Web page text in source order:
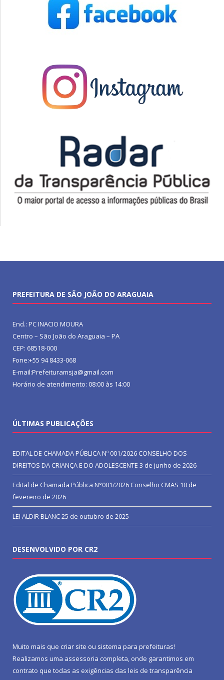
PREFEITURA DE SÃO JOÃO DO ARAGUAIA
End.: PC INACIO MOURA
Centro – São João do Araguaia – PA
CEP: 68518-000
Fone:+55 94 8433-068
E-mail:Prefeituramsja@gmail.com
Horário de atendimento: 08:00 às 14:00
ÚLTIMAS PUBLICAÇÕES
EDITAL DE CHAMADA PÚBLICA Nº 001/2026 CONSELHO DOS
DIREITOS DA CRIANÇA E DO ADOLESCENTE 3 de junho de 2026
Edital de Chamada Pública N°001/2026 Conselho CMAS 10 de
fevereiro de 2026
LEI ALDIR BLANC25 de outubro de 2025
DESENVOLVIDO POR CR2
Muito mais que criar site ou sistema para prefeituras!
Realizamos uma assessoria completa, onde garantimos em
contrato que todas as exigências das leis de transparência